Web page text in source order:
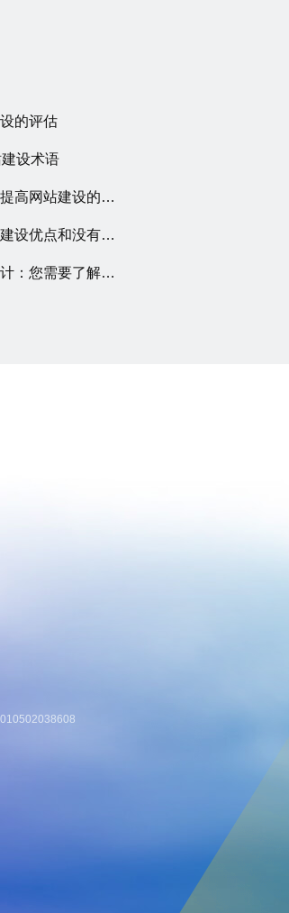
的评估
设术语
如何做网站才能提高网站建设的用户体验度
选择响应式网站建设优点和没有任何效果原因
人工智能网页设计：您需要了解的一切